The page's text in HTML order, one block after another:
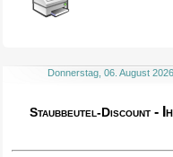
Donnerstag, 06. August 2026
Staubbeutel-Discount -